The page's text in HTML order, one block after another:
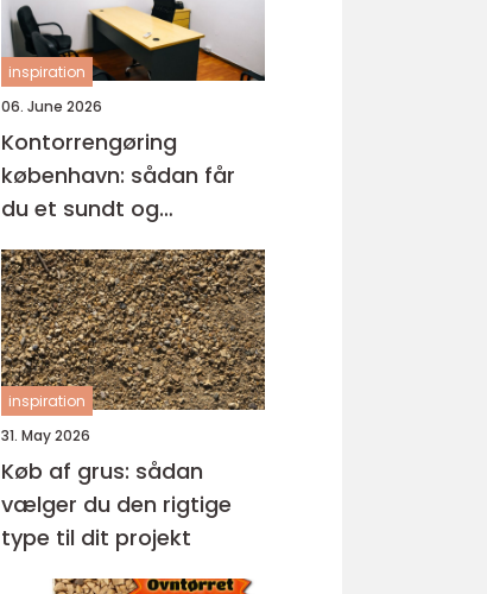
inspiration
06. June 2026
Kontorrengøring
københavn: sådan får
du et sundt og
professionelt
arbejdsmiljø
inspiration
31. May 2026
Køb af grus: sådan
vælger du den rigtige
type til dit projekt